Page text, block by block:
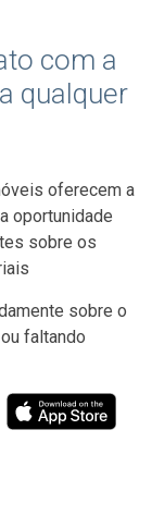
com a
qualquer
oferecem a
oportunidade
sobre os
sobre o
faltando